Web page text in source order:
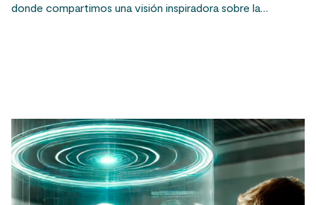
donde compartimos una visión inspiradora sobre la…